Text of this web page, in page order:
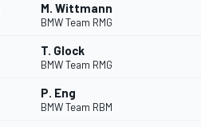
M. Wittmann
BMW Team RMG
T. Glock
BMW Team RMG
P. Eng
BMW Team RBM